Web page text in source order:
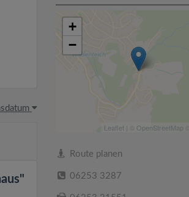
+
−
Leaflet | © OpenStreetMap ©
Route planen
06253 3287